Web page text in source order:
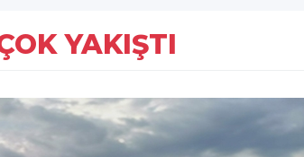
YAKIŞTI